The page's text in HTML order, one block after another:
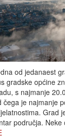
od jedanaest
gradske općine
s najmanje
je najmanje
Grad
područja. Neke